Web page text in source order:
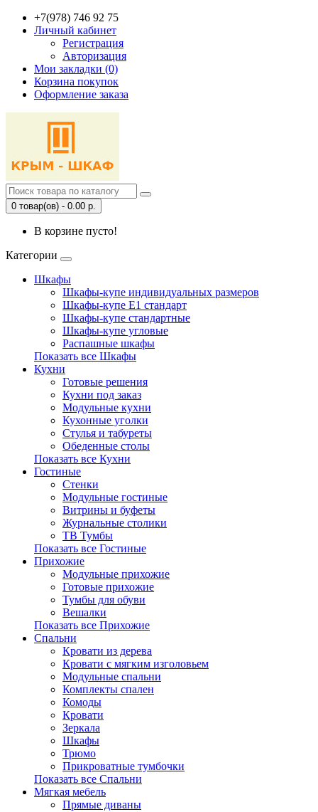
+7(978) 746 92 75
Личный кабинет
Регистрация
Авторизация
Мои закладки (0)
Корзина покупок
Оформление заказа
0 товар(ов) - 0.00 р.
В корзине пусто!
Категории
Шкафы
Шкафы-купе индивидуальных размеров
Шкафы-купе Е1 стандарт
Шкафы-купе стандартные
Шкафы-купе угловые
Распашные шкафы
Показать все Шкафы
Кухни
Готовые решения
Кухни под заказ
Модульные кухни
Кухонные уголки
Стулья и табуреты
Обеденные столы
Показать все Кухни
Гостиные
Стенки
Модульные гостиные
Витрины и буфеты
Журнальные столики
ТВ Тумбы
Показать все Гостиные
Прихожие
Модульные прихожие
Готовые прихожие
Тумбы для обуви
Вешалки
Показать все Прихожие
Спальни
Кровати из дерева
Кровати с мягким изголовьем
Модульные спальни
Комплекты спален
Комоды
Кровати
Зеркала
Шкафы
Трюмо
Прикроватные тумбочки
Показать все Спальни
Мягкая мебель
Прямые диваны